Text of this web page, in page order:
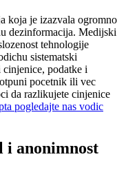
koja je izazvala ogromno
dezinformacija. Medijski
tehnologije
sistematski
podatke i
pocetnik ili vec
da razlikujete cinjenice
pogledajte nas vodic
anonimnost